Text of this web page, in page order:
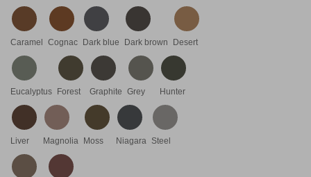
Caramel Cognac Dark blue Dark brown Desert
Eucalyptus Forest Graphite Grey Hunter
Liver Magnolia Moss Niagara Steel